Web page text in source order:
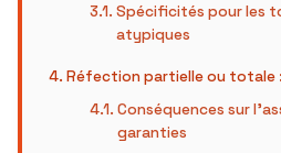
Spécificités pour les
atypiques
Réfection partielle ou totale
Conséquences sur
garanties